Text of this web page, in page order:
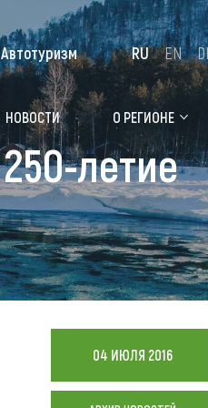
Где
Санатории
Гостиницы,
Коттеджи,
Мотели,
НОВОСТИ О РЕГИОНЕ
Автотуризм RU EN
летие
04 ИЮЛЯ 2016